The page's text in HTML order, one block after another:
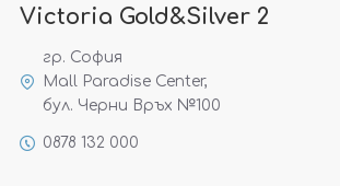
Victoria Gold&Silver 2
гр. София
Mall Paradise Center,
бул. Черни Връх №100
0878 132 000